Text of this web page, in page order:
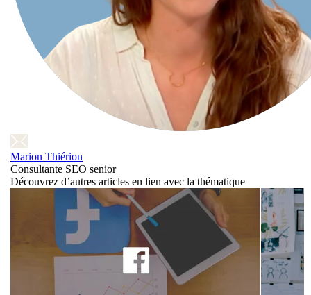
Marion Thiérion
Consultante SEO senior
Découvrez d’autres articles en lien avec la thématique